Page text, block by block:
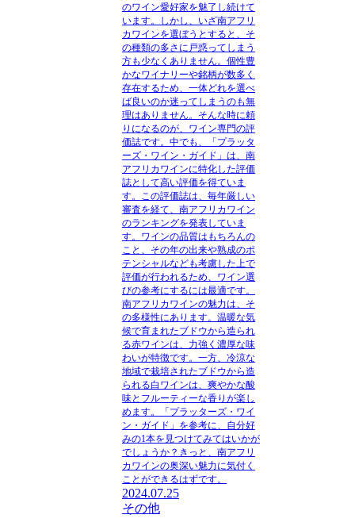
のワイン愛好家を魅了し続けて
います。しかし、いざ南アフリ
カワインを選ぼうとすると、そ
の種類の多さに戸惑ってしまう
方も少なくありません。個性豊
かなワイナリーや銘柄が数多く
存在するため、一体どれを選べ
ば良いのか迷ってしまうのも無
理はありません。そんな時に頼
りになるのが、ワイン専門の評
価誌です。中でも、「プラッタ
ーズ・ワイン・ガイド」は、南
アフリカワインに特化した評価
誌として高い評価を得ていま
す。この評価誌は、毎年厳しい
審査を経て、南アフリカワイン
のランキングを発表していま
す。ワインの品質はもちろんの
こと、その年の出来や熟成のポ
テンシャルなども考慮した上で
評価が行われるため、ワイン選
びの参考にするには最適です。
南アフリカワインの魅力は、そ
の多様性にあります。温暖な気
候で育まれたブドウから造られ
る赤ワインは、力強く濃厚な味
わいが特徴です。一方、冷涼な
地域で栽培されたブドウから造
られる白ワインは、爽やかな酸
味とフルーティーな香りが楽し
めます。「プラッターズ・ワイ
ン・ガイド」を参考に、自分好
みの1本を見つけてみてはいかが
でしょうか？きっと、南アフリ
カワインの奥深い魅力に気付く
ことができるはずです。
2024.07.25
その他